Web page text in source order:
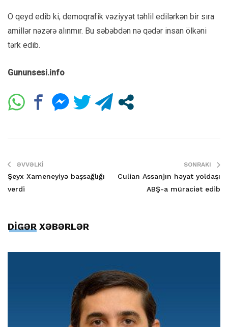
O qeyd edib ki, demoqrafik vəziyyət təhlil edilərkən bir sıra
amillər nəzərə alınmır. Bu səbəbdən nə qədər insan ölkəni
tərk edib.
Gununsesi.info
ƏVVƏLKI
Şeyx Xameneyiyə başsağlığı
verdi
SONRAKI
Culian Assanjın həyat yoldaşı
ABŞ-a müraciət edib
DİGƏR XƏBƏRLƏR